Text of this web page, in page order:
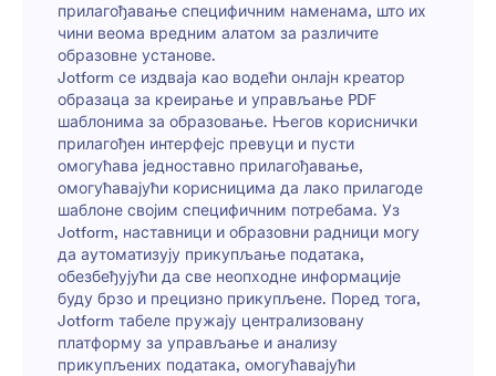
прилагођавање специфичним наменама, што их
чини веома вредним алатом за различите
образовне установе.
Jotform се издваја као водећи онлајн креатор
образаца за креирање и управљање PDF
шаблонима за образовање. Његов кориснички
прилагођен интерфејс превуци и пусти
омогућава једноставно прилагођавање,
омогућавајући корисницима да лако прилагоде
шаблоне својим специфичним потребама. Уз
Jotform, наставници и образовни радници могу
да аутоматизују прикупљање података,
обезбеђујући да све неопходне информације
буду брзо и прецизно прикупљене. Поред тога,
Jotform табеле пружају централизовану
платформу за управљање и анализу
прикупљених података, омогућавајући